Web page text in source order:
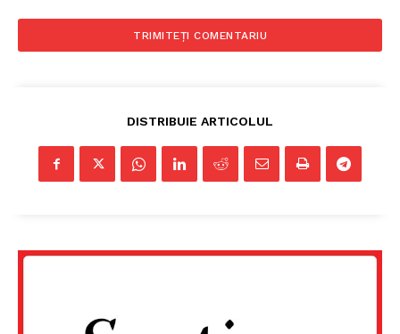
Proiecte editoriale
DISTRIBUIE ARTICOLUL